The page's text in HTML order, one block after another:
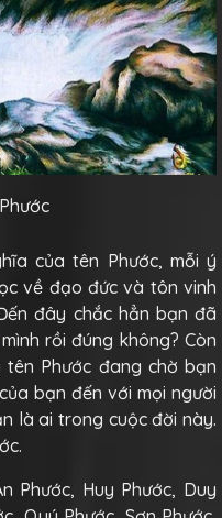
của tên Phước, mỗi ý
về đạo đức và tôn vinh
đây chắc hẳn bạn đã
mình rồi đúng không? Còn
Phước đang chờ bạn
bạn đến với mọi người
là ai trong cuộc đời này.
Phước, Huy Phước, Duy